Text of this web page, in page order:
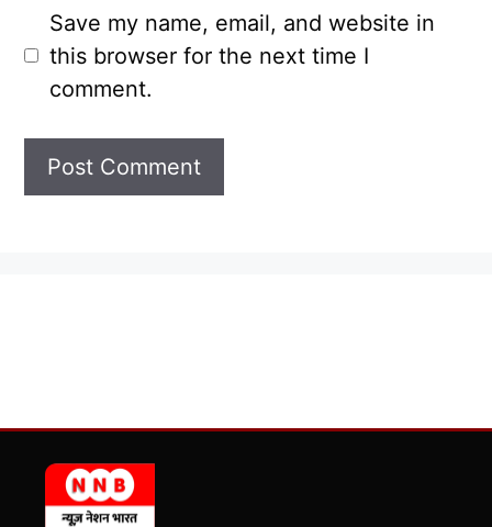
Save my name, email, and website in
this browser for the next time I
comment.